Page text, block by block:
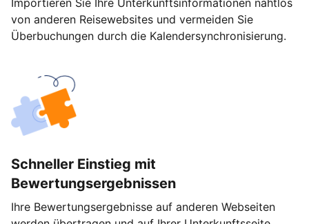
Importieren Sie Ihre Unterkunftsinformationen nahtlos
von anderen Reisewebsites und vermeiden Sie
Überbuchungen durch die Kalendersynchronisierung.
Schneller Einstieg mit
Bewertungsergebnissen
Ihre Bewertungsergebnisse auf anderen Webseiten